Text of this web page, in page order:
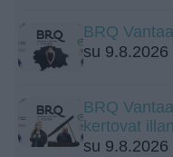
BRQ
su
BRQ
kertovat
su